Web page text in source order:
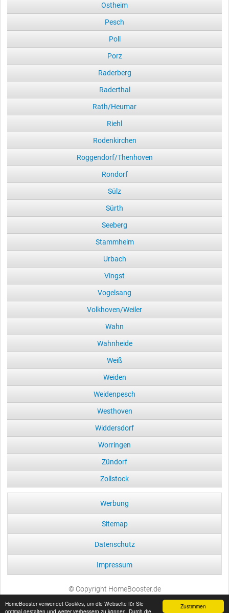
Zustimmen
HomeBooster verwendet Cookies, um die Webseite für Sie
optimal gestalten und weiter verbessern zu können. Durch die
Ostheim
Pesch
Poll
Porz
Raderberg
Raderthal
Rath/Heumar
Riehl
Rodenkirchen
Roggendorf/Thenhoven
Rondorf
Sülz
Sürth
Seeberg
Stammheim
Urbach
Vingst
Vogelsang
Volkhoven/Weiler
Wahn
Wahnheide
Weiß
Weiden
Weidenpesch
Westhoven
Widdersdorf
Worringen
Zündorf
Zollstock
Werbung
Sitemap
Datenschutz
Impressum
© Copyright HomeBooster.de